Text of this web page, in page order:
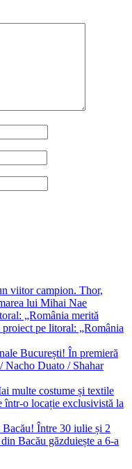
viitor campion. Thor,
lui Mihai Nae
„România merită
pe litoral: „România
București! În premieră
Nacho Duato / Shahar
multe costume și textile
într-o locație exclusivistă la
Bacău! Între 30 iulie și 2
Bacău găzduiește a 6-a